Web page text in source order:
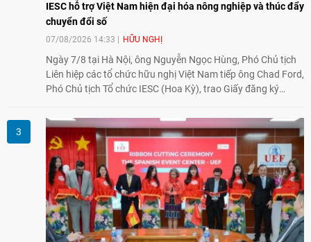
IESC hỗ trợ Việt Nam hiện đại hóa nông nghiệp và thúc đẩy
chuyển đổi số
07/08/2026 14:33 HỮU NGHỊ
Ngày 7/8 tại Hà Nội, ông Nguyễn Ngọc Hùng, Phó Chủ tịch
Liên hiệp các tổ chức hữu nghị Việt Nam tiếp ông Chad Ford,
Phó Chủ tịch Tổ chức IESC (Hoa Kỳ), trao Giấy đăng ký
đổi về định hướng triển khai Dự án "Mở rộng Thương mại
Nông nghiệp và An toàn thực phẩm Hoa Kỳ - Việt Nam",
hướng tới thúc đẩy chuyển đổi số, hiện đại hóa nông nghiệp
và mở rộng hợp tác phát triển giữa hai nước.